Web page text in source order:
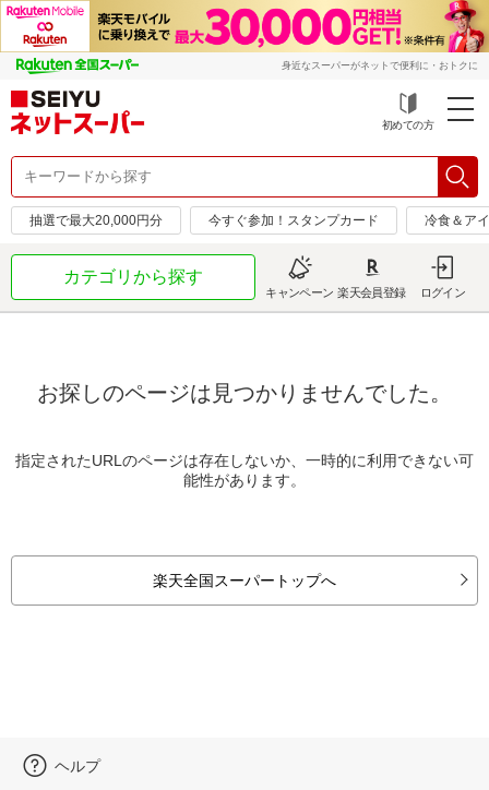
身近なスーパーがネットで便利に・おトクに
初めての方
抽選で最大20,000円分 今すぐ参加！スタンプカード 冷食＆ア
カテゴリから探す
キャンペーン 楽天会員登録 ログイン
お探しのページは見つかりませんでした。
指定されたURLのページは存在しないか、一時的に利用できない可
能性があります。
楽天全国スーパートップへ
ヘルプ